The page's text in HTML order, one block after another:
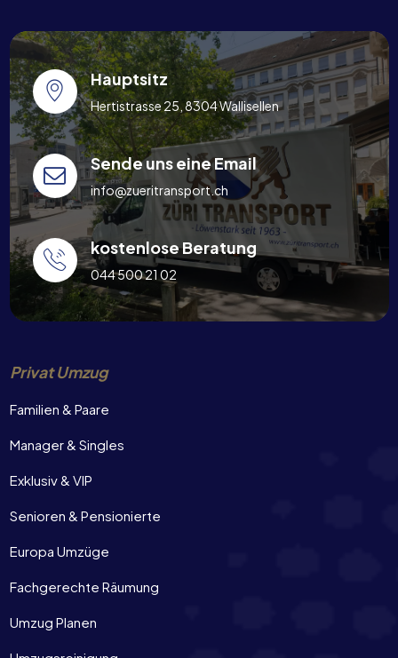
Hauptsitz
Hertistrasse 25, 8304 Wallisellen
Sende uns eine Email
info@zueritransport.ch
kostenlose Beratung
044 500 21 02
Privat Umzug
Familien & Paare
Manager & Singles
Exklusiv & VIP
Senioren & Pensionierte
Europa Umzüge
Fachgerechte Räumung
Umzug Planen